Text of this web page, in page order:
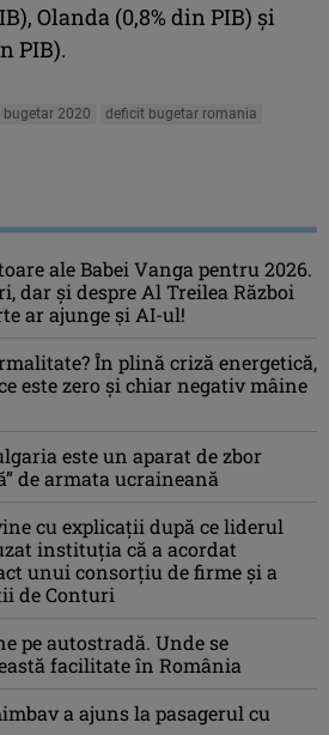
Olanda (0,8% din PIB) şi
PIB).
2020
deficit bugetar romania
ale Babei Vanga pentru 2026.
dar și despre Al Treilea Război
ar ajunge și AI-ul!
În plină criză energetică,
este zero și chiar negativ mâine
este un aparat de zbor
de armata ucraineană
cu explicații după ce liderul
instituția că a acordat
unui consorțiu de firme și a
de Conturi
pe autostradă. Unde se
facilitate în România
a ajuns la pasagerul cu